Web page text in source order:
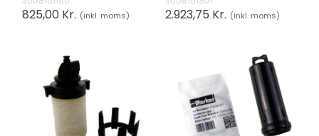
825,00 Kr. (inkl. moms) 2.923,75 Kr. (inkl. moms)